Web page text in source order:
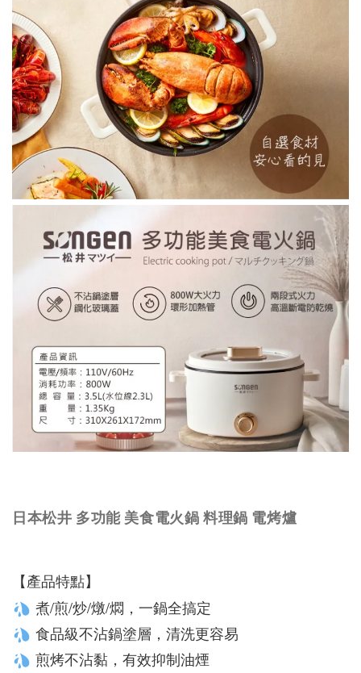
日本松井 多功能 美食電火鍋 料理鍋 電烤爐
【產品特點】
煮/煎/炒/燉/燜，一鍋全搞定
食品級不沾鍋塗層，清洗更容易
煎烤不沾黏，有效抑制油煙